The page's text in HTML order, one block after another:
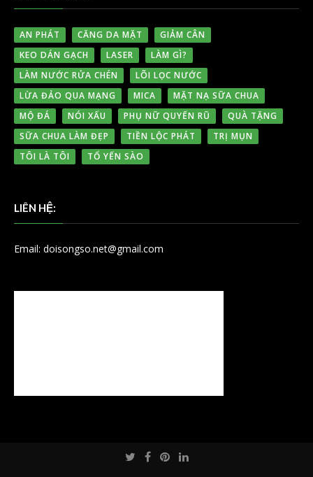
AN PHÁT CĂNG DA MẶT
GIẢM CÂN
KEO DÁN GẠCH
LASER
LÀM GÌ?
LÀM NƯỚC RỬA CHÉN
LÕI LỌC NƯỚC
LỪA ĐẢO QUA MẠNG
MICA
MẶT NẠ SỮA CHUA
MỘ ĐÁ
NÓI XẤU PHỤ NỮ QUYẾN RŨ
QUÀ TẶNG
SỮA CHUA LÀM ĐẸP
TIỀN LỘC PHÁT
TRỊ MỤN
TÔI LÀ TÔI
TỔ YẾN SÀO
LIÊN HỆ:
Email: doisongso.net@gmail.com